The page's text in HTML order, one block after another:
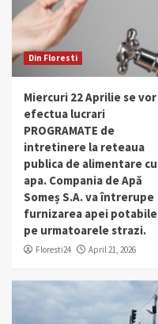
Din Floresti
Miercuri 22 Aprilie se vor
efectua lucrari
PROGRAMATE de
intretinere la reteaua
publica de alimentare cu
apa. Compania de Apă
Someș S.A. va întrerupe
furnizarea apei potabile
pe urmatoarele strazi.
Floresti24 April 21, 2026